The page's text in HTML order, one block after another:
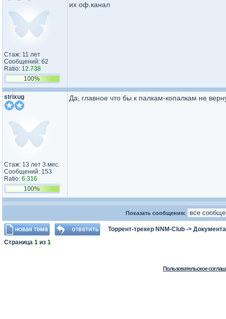
Стаж: 11 лет
Сообщений: 62
Ratio: 12.738
100%
их оф.канал
strixug
Стаж: 13 лет 3 мес.
Сообщений: 153
Ratio: 6.316
100%
Да, главное что бы к палкам-копалкам не
Показать сообщения:
Торрент-трекер NNM-Club ->
Страница 1 из 1
Пользовательское